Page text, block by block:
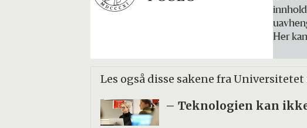
Her
Les også disse sakene fra Universitetet
– Teknologien kan